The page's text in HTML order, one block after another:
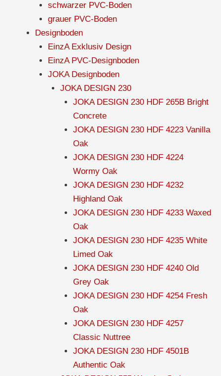
schwarzer PVC-Boden
grauer PVC-Boden
Designboden
EinzA Exklusiv Design
EinzA PVC-Designboden
JOKA Designboden
JOKA DESIGN 230
JOKA DESIGN 230 HDF 265B Bright
Concrete
JOKA DESIGN 230 HDF 4223 Vanilla
Oak
JOKA DESIGN 230 HDF 4224
Wormy Oak
JOKA DESIGN 230 HDF 4232
Highland Oak
JOKA DESIGN 230 HDF 4233 Waxed
Oak
JOKA DESIGN 230 HDF 4235 White
Limed Oak
JOKA DESIGN 230 HDF 4240 Old
Grey Oak
JOKA DESIGN 230 HDF 4254 Fresh
Oak
JOKA DESIGN 230 HDF 4257
Classic Nuttree
JOKA DESIGN 230 HDF 4501B
Authentic Oak